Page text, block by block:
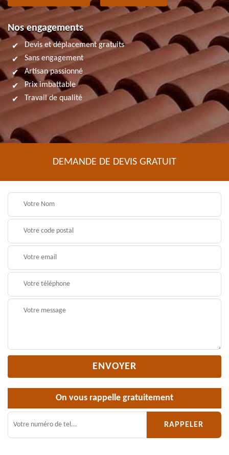
Nos engagements
Devis et déplacement gratuits
Sans engagement
Artisan passionné
Prix imbattable
Travail de qualité
DEMANDE DE DEVIS GRATUIT
On vous rappelle gratuitement